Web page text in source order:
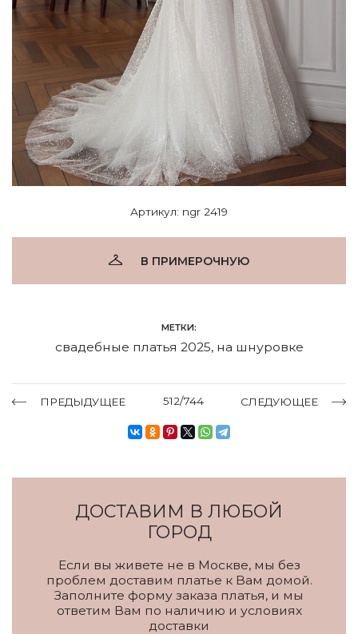
Артикул: ngr 2419
В ПРИМЕРОЧНУЮ
МЕТКИ:
свадебные платья 2025, на шнуровке
ПРЕДЫДУЩЕЕ 512/744 СЛЕДУЮЩЕЕ
ДОСТАВИМ В ЛЮБОЙ
ГОРОД
Если вы живете не в Москве, мы без
проблем доставим платье к Вам домой.
Заполните форму заказа платья, и мы
ответим Вам по наличию и условиях
доставки